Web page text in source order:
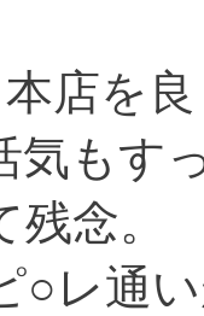
店を
気もす
念。
○レ通